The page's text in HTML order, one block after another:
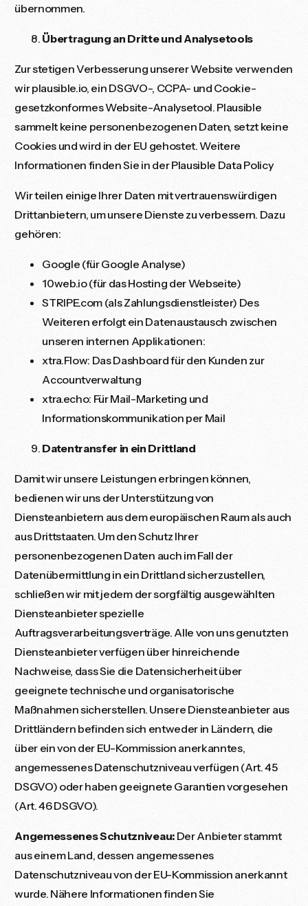
übernommen.
Übertragung an Dritte und Analysetools
Zur stetigen Verbesserung unserer Website verwenden
wirplausible.io, ein DSGVO-, CCPA- und Cookie-
gesetzkonformes Website-Analysetool. Plausible
sammelt keine personenbezogenen Daten, setzt keine
Cookies und wird in der EU gehostet. Weitere
Informationen finden Sie in derPlausible Data Policy
Wir teilen einige Ihrer Daten mit vertrauenswürdigen
Drittanbietern, um unsere Dienste zu verbessern. Dazu
gehören:
Google (für Google Analyse)
10web.io (für das Hosting der Webseite)
STRIPE.com (als Zahlungsdienstleister) Des
Weiteren erfolgt ein Datenaustausch zwischen
unseren internen Applikationen:
xtra.Flow: Das Dashboard für den Kunden zur
Accountverwaltung
xtra.echo: Für Mail-Marketing und
Informationskommunikation per Mail
Datentransfer in ein Drittland
Damit wir unsere Leistungen erbringen können,
bedienen wir uns der Unterstützung von
Diensteanbietern aus dem europäischen Raum als auch
aus Drittstaaten. Um den Schutz Ihrer
personenbezogenen Daten auch im Fall der
Datenübermittlung in ein Drittland sicherzustellen,
schließen wir mit jedem der sorgfältig ausgewählten
Diensteanbieter spezielle
Auftragsverarbeitungsverträge. Alle von uns genutzten
Diensteanbieter verfügen über hinreichende
Nachweise, dass Sie die Datensicherheit über
geeignete technische und organisatorische
Maßnahmen sicherstellen. Unsere Diensteanbieter aus
Drittländern befinden sich entweder in Ländern, die
über ein von der EU-Kommission anerkanntes,
angemessenes Datenschutzniveau verfügen (Art. 45
DSGVO) oder haben geeignete Garantien vorgesehen
(Art. 46 DSGVO).
Angemessenes Schutzniveau:Der Anbieter stammt
aus einem Land, dessen angemessenes
Datenschutzniveau von der EU-Kommission anerkannt
wurde. Nähere Informationen finden Sie